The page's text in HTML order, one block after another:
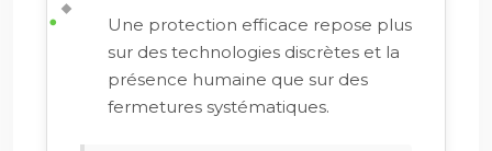
Une protection efficace repose plus
sur des technologies discrètes et la
présence humaine que sur des
fermetures systématiques.